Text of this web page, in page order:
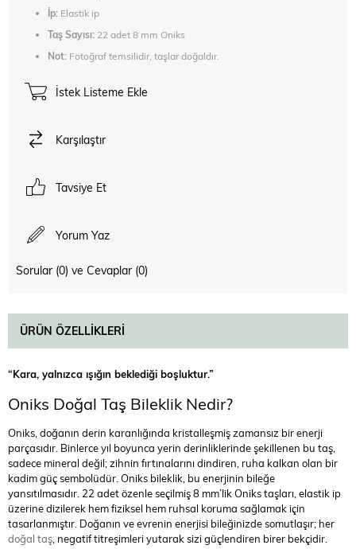
İp: Elastik ip
Taş Sayısı: 22 adet 8 mm Oniks
Not: Fotoğraf temsilidir, taşlar doğaldır.
İstek Listeme Ekle
Karşılaştır
Tavsiye Et
Yorum Yaz
Sorular (0) ve Cevaplar (0)
ÜRÜN ÖZELLIKLERI
“Kara, yalnızca ışığın beklediği boşluktur.”
Oniks Doğal Taş Bileklik Nedir?
Oniks, doğanın derin karanlığında kristalleşmiş zamansız bir enerji
parçasıdır. Binlerce yıl boyunca yerin derinliklerinde şekillenen bu taş,
sadece mineral değil; zihnin fırtınalarını dindiren, ruha kalkan olan bir
kadim güç sembolüdür. Oniks bileklik, bu enerjinin bileğe
yansıtılmasıdır. 22 adet özenle seçilmiş 8 mm’lik Oniks taşları, elastik ip
üzerine dizilerek hem fiziksel hem ruhsal koruma sağlamak için
tasarlanmıştır. Doğanın ve evrenin enerjisi bileğinizde somutlaşır; her
doğal taş, negatif titreşimleri yutarak sizi güçlendiren birer bekçidir.